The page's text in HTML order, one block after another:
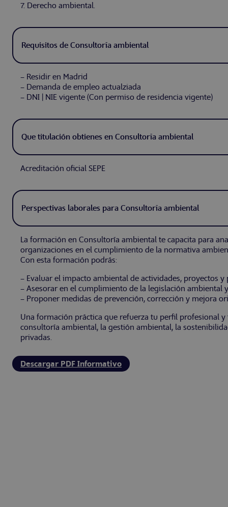
7. Derecho ambiental.
Requisitos de Consultoría ambiental
– Residir en Madrid
– Demanda de empleo actualziada
– DNI | NIE vigente (Con permiso de residencia vigente)
Que titulación obtienes en Consultoría ambiental
Acreditación oficial SEPE
Perspectivas laborales para Consultoría ambiental
La formación en Consultoría ambiental te capacita para
organizaciones en el cumplimiento de la normativa
Con esta formación podrás:
– Evaluar el impacto ambiental de actividades, proyectos y
– Asesorar en el cumplimiento de la legislación ambiental
– Proponer medidas de prevención, corrección y mejora
Una formación práctica que refuerza tu perfil profesional
consultoría ambiental, la gestión ambiental, la
privadas.
Descargar PDF Informativo